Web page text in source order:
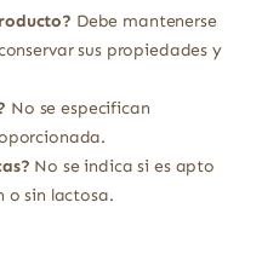
Debe mantenerse
sus propiedades y
No se especifican
No se indica si es apto
o sin lactosa.